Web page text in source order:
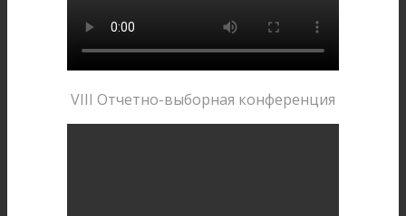
VIII Отчетно-выборная конференция